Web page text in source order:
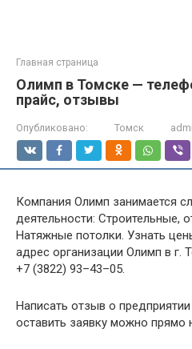
Главная страница
Олимп в Томске —
прайс, отзывы
Опубликовано: Томск
Компания Олимп занимается
деятельности: Строительные,
Натяжные потолки. Узнать
адрес организации Олимп в г.
+7 (3822) 93–43–05.
Написать отзыв о
оставить заявку можно прямо